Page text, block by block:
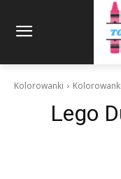
Kolorowanki
Lego